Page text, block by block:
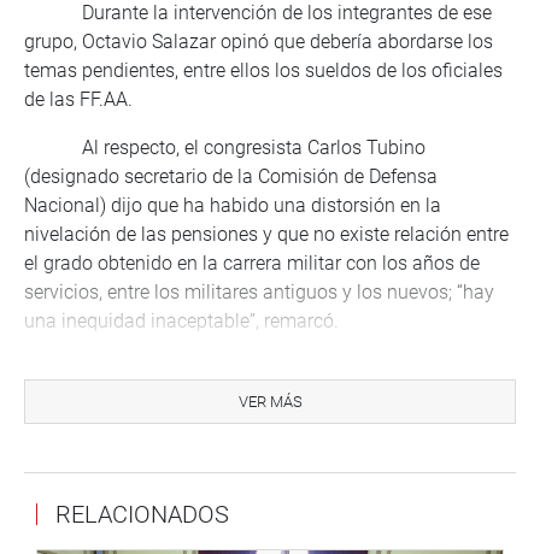
Durante la intervención de los integrantes de ese
grupo, Octavio Salazar opinó que debería abordarse los
temas pendientes, entre ellos los sueldos de los oficiales
de las FF.AA.
Al respecto, el congresista Carlos Tubino
(designado secretario de la Comisión de Defensa
Nacional) dijo que ha habido una distorsión en la
nivelación de las pensiones y que no existe relación entre
el grado obtenido en la carrera militar con los años de
servicios, entre los militares antiguos y los nuevos; “hay
una inequidad inaceptable”, remarcó.
‘Informe Bernales’ sobre ascensos militares sea un
documento vinculante.
Luis Yika García (quien estará como vicepresidente
de la comisión) opinó que el Ejecutivo no tiene intención
de solucionar el problema; y en otro momento propuso
VER MÁS
RELACIONADOS